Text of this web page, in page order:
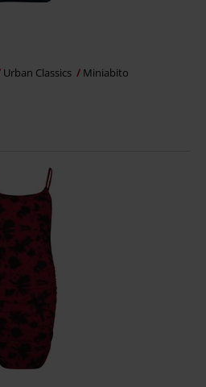
Urban Classics Miniabito